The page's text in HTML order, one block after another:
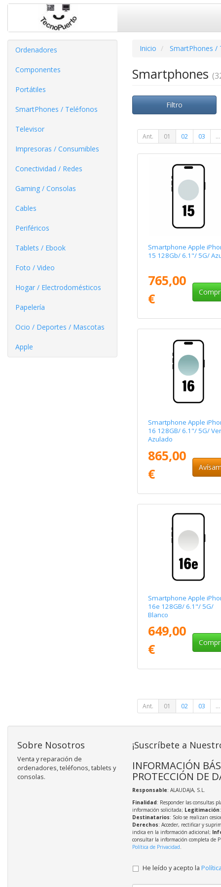
Ordenadores
Componentes
Portátiles
SmartPhones / Teléfonos
Televisor
Impresoras / Consumibles
Conectividad / Redes
Gaming / Consolas
Cables
Periféricos
Tablets / Ebook
Foto / Video
Hogar / Electrodomésticos
Papelería
Ocio / Deportes / Mascotas
Apple
Inicio SmartPhones /
Smartphones
Filtro
Ant. 01 02 03 ...
Smartphone Apple
15 128Gb/ 6.1"/ 5G/
765,00
€
Smartphone Apple
16 128GB/ 6.1"/ 5G/
Azulado
865,00
€
Smartphone Apple
16e 128GB/ 6.1"/ 5G/
Blanco
649,00
€
Ant. 01 02 03 ...
Sobre Nosotros
Venta y reparación de
ordenadores, teléfonos, tablets y
consolas.
¡Suscríbete a
INFORMACIÓN
PROTECCIÓN DE
Responsable: ALAUDAJA, S.L.
Finalidad: Responder las consultas
información solicitada; Legitimación
Destinatarios: Solo se realizan
Derechos: Acceder, rectificar y
indica en la información adicional;
consultar la información completa de
Política de Privacidad.
He leído y acepto la